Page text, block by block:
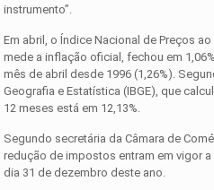
instrumento”.
Em abril, o Índice Nacional de Preços
mede a inflação oficial, fechou em
mês de abril desde 1996 (1,26%).
Geografia e Estatística (IBGE), que
12 meses está em 12,13%.
Segundo secretária da Câmara de
redução de impostos entram em vigor
dia 31 de dezembro deste ano.